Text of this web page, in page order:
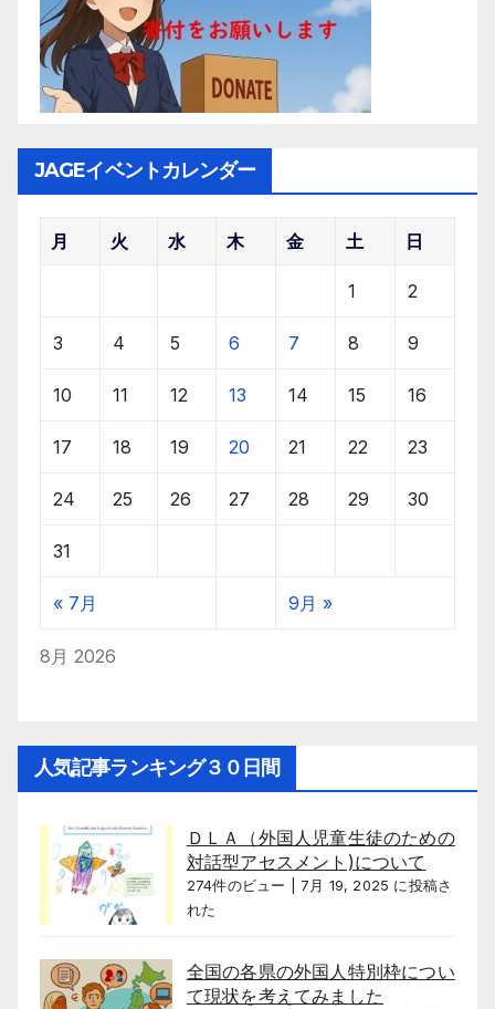
JAGEイベントカレンダー
8月 2026
月 火 水 木 金 土 日
1 2
3 4 5 6 7 8 9
10 11 12 13 14 15 16
17 18 19 20 21 22 23
24 25 26 27 28 29 30
31
« 7月 9月 »
人気記事ランキング３０日間
ＤＬＡ（外国人児童生徒のための
対話型アセスメント)について
274件のビュー
7月 19, 2025 に投稿さ
れた
全国の各県の外国人特別枠につい
て現状を考えてみました